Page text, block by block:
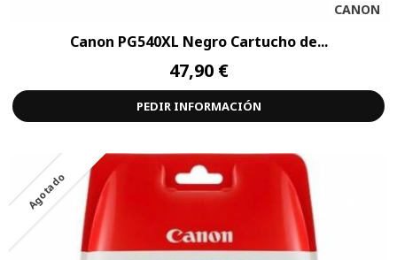
CANON
Canon PG540XL Negro Cartucho de...
47,90 €
PEDIR INFORMACIÓN
Agotado